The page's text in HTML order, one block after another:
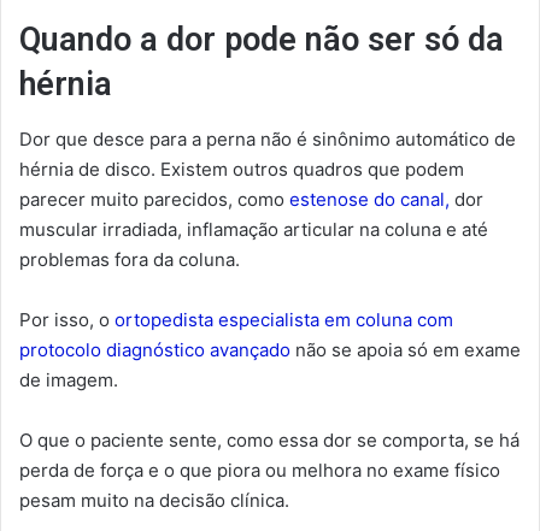
Quando a dor pode não ser só da
hérnia
Dor que desce para a perna não é sinônimo automático de
hérnia de disco. Existem outros quadros que podem
parecer muito parecidos, como estenose do canal, dor
muscular irradiada, inflamação articular na coluna e até
problemas fora da coluna.
Por isso, o ortopedista especialista em coluna com
protocolo diagnóstico avançado não se apoia só em exame
de imagem.
O que o paciente sente, como essa dor se comporta, se há
perda de força e o que piora ou melhora no exame físico
pesam muito na decisão clínica.